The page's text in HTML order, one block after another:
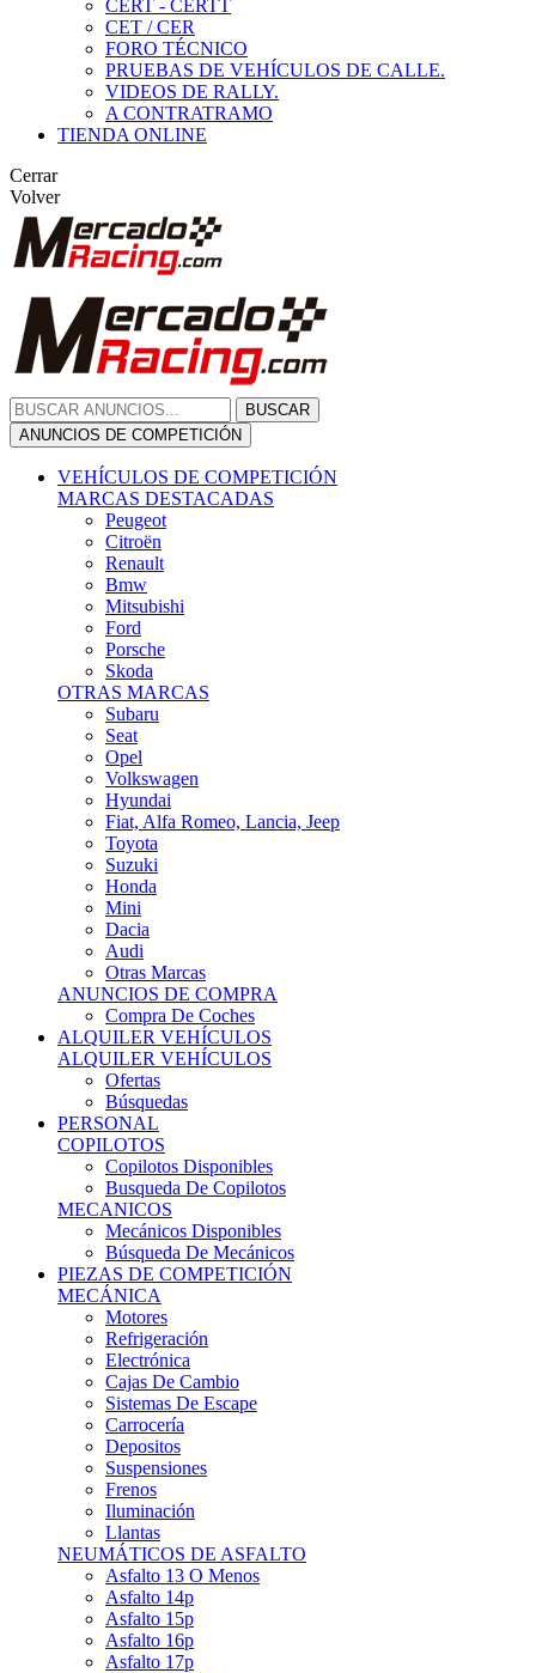
CERT - CERTT
CET / CER
FORO TÉCNICO
PRUEBAS DE VEHÍCULOS DE CALLE.
VIDEOS DE RALLY.
A CONTRATRAMO
TIENDA ONLINE
Cerrar
Volver
BUSCAR
ANUNCIOS DE COMPETICIÓN
VEHÍCULOS DE COMPETICIÓN
MARCAS DESTACADAS
Peugeot
Citroën
Renault
Bmw
Mitsubishi
Ford
Porsche
Skoda
OTRAS MARCAS
Subaru
Seat
Opel
Volkswagen
Hyundai
Fiat, Alfa Romeo, Lancia, Jeep
Toyota
Suzuki
Honda
Mini
Dacia
Audi
Otras Marcas
ANUNCIOS DE COMPRA
Compra De Coches
ALQUILER VEHÍCULOS
ALQUILER VEHÍCULOS
Ofertas
Búsquedas
PERSONAL
COPILOTOS
Copilotos Disponibles
Busqueda De Copilotos
MECANICOS
Mecánicos Disponibles
Búsqueda De Mecánicos
PIEZAS DE COMPETICIÓN
MECÁNICA
Motores
Refrigeración
Electrónica
Cajas De Cambio
Sistemas De Escape
Carrocería
Depositos
Suspensiones
Frenos
Iluminación
Llantas
NEUMÁTICOS DE ASFALTO
Asfalto 13 O Menos
Asfalto 14p
Asfalto 15p
Asfalto 16p
Asfalto 17p